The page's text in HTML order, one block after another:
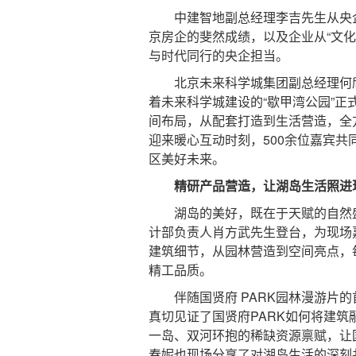
中建智地副总经理李吉先生从央
京房企的斐然成绩，以及企业从“文
与时代同行的央企担当。
北京未来科学城集团副总经理何
着未来科学城建设的“歇甲湾公园”
间布局，从配套打造到生活营造，
迎来暖心互动时刻，500余位嘉宾共
区美好未来。
精研产品营造，让湖岛生活照进
湖岛的美好，既在于天赋的自然
计部负责人肖方武先生登台，为现
建筑细节，从园林营造到空间亮点
精工品质。
伴随国贤府 PARK园林漫游片的
真切见证了国贤府PARK如何将建
一岛、双河环抱的稀缺资源禀赋，